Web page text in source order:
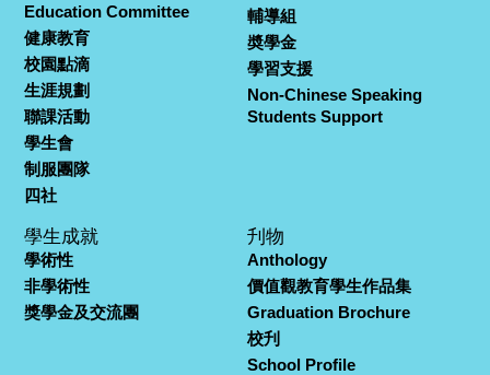
Education Committee
健康教育
校園點滴
生涯規劃
聯課活動
學生會
制服團隊
四社
輔導組
奬學金
學習支援
Non-Chinese Speaking
Students Support
學生成就
學術性
非學術性
獎學金及交流團
刋物
Anthology
價值觀教育學生作品集
Graduation Brochure
校刋
School Profile